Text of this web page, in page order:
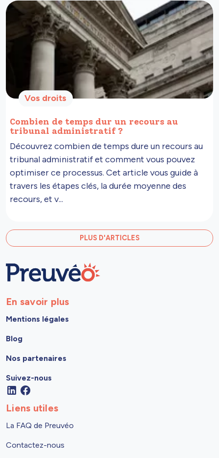
Vos droits
Combien de temps dur un recours au
tribunal administratif ?
Découvrez combien de temps dure un recours au
tribunal administratif et comment vous pouvez
optimiser ce processus. Cet article vous guide à
travers les étapes clés, la durée moyenne des
recours, et v...
PLUS D'ARTICLES
En savoir plus
Mentions légales
Blog
Nos partenaires
Suivez-nous
Liens utiles
La FAQ de Preuvéo
Contactez-nous